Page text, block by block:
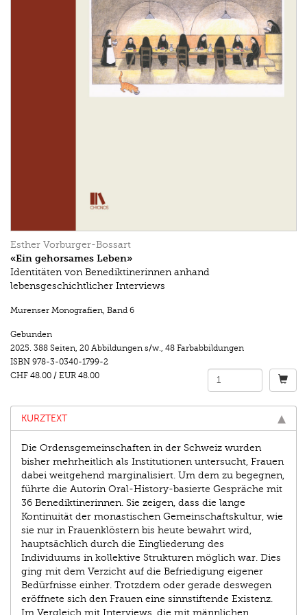
Esther Vorburger-Bossart
«Ein gehorsames Leben»
Identitäten von Benediktinerinnen anhand
lebensgeschichtlicher Interviews
Murenser Monografien Band 6
Gebunden
2025. 388 Seiten 20 Abbildungen s/w. 48 Farbabbildungen
ISBN 978-3-0340-1799-2
CHF 48.00 / EUR 48.00
KURZTEXT
Die Ordensgemeinschaften in der Schweiz wurden
bisher mehrheitlich als Institutionen untersucht, Frauen
dabei weitgehend marginalisiert. Um dem zu begegnen,
führte die ­Autorin Oral-History-basierte Gespräche mit
36 Benediktinerinnen. Sie zeigen, dass die lange
Kontinuität der monastischen Gemeinschaftskultur, wie
sie nur in Frauenklöstern bis heute bewahrt wird,
hauptsächlich durch die Eingliederung des
Individuums in kollektive Strukturen möglich war. Dies
ging mit dem Verzicht auf die Befriedigung eigener
Bedürfnisse einher. Trotzdem oder gerade deswegen
eröffnete sich den Frauen eine sinnstiftende Existenz.
Im Vergleich mit Interviews, die mit männlichen